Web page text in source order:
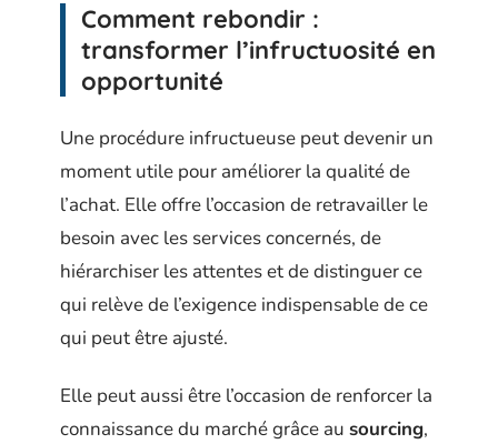
Comment rebondir :
transformer l’infructuosité en
opportunité
Une procédure infructueuse peut devenir un
moment utile pour améliorer la qualité de
l’achat. Elle offre l’occasion de retravailler le
besoin avec les services concernés, de
hiérarchiser les attentes et de distinguer ce
qui relève de l’exigence indispensable de ce
qui peut être ajusté.
Elle peut aussi être l’occasion de renforcer la
connaissance du marché grâce au sourcing,